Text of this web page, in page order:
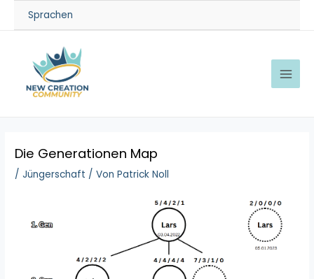
Sprachen
Die Generationen Map
/Jüngerschaft / VonPatrick Noll